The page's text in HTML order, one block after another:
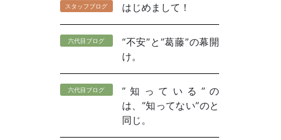
スタッフブログ はじめまして！
六代目ブログ
“不安”と”葛藤”の幕開
け。
六代目ブログ
”知っている”の
は、”知ってない”のと
同じ。